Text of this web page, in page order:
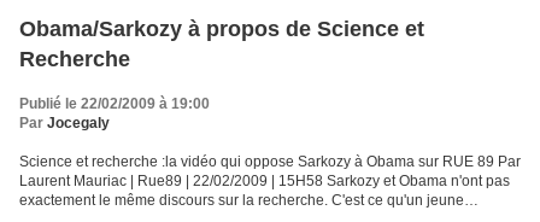
Obama/Sarkozy à propos de Science et
Recherche
Publié le 22/02/2009 à 19:00
Par Jocegaly
Science et recherche :la vidéo qui oppose Sarkozy à Obama sur RUE 89 Par
Laurent Mauriac | Rue89 | 22/02/2009 | 15H58 Sarkozy et Obama n'ont pas
exactement le même discours sur la recherche. C'est ce qu'un jeune